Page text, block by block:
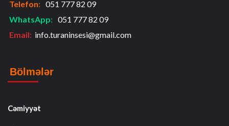
Telefon: 051 777 82 09
WhatsApp: 051 777 82 09
Email: info.turaninsesi@gmail.com
Bölmələr
Cəmiyyət